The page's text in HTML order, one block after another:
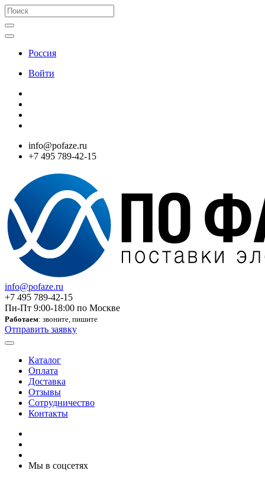
Россия
Войти
info@pofaze.ru
+7 495 789-42-15
info@pofaze.ru
+7 495 789-42-15
Пн-Пт 9:00-18:00 по Москве
Работаем: звоните, пишите
Отправить заявку
Каталог
Оплата
Доставка
Отзывы
Сотрудничество
Контакты
Мы в соцсетях